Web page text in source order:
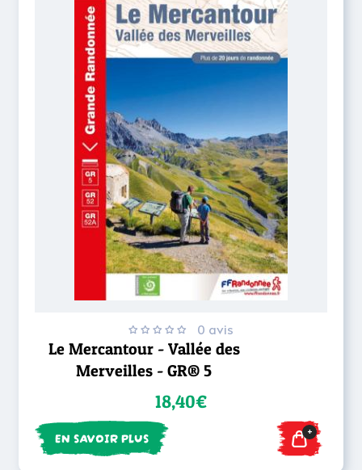
0 avis
Le Mercantour - Vallée des
Merveilles - GR® 5
18,40€
EN SAVOIR PLUS +